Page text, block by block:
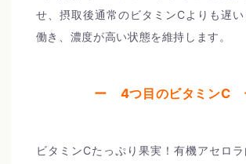
せ、摂取後通常のビタミンCよりも遅
働き、濃度が高い状態を維持します。
ー 4つ目のビタミンC
ビタミンCたっぷり果実！有機アセロ